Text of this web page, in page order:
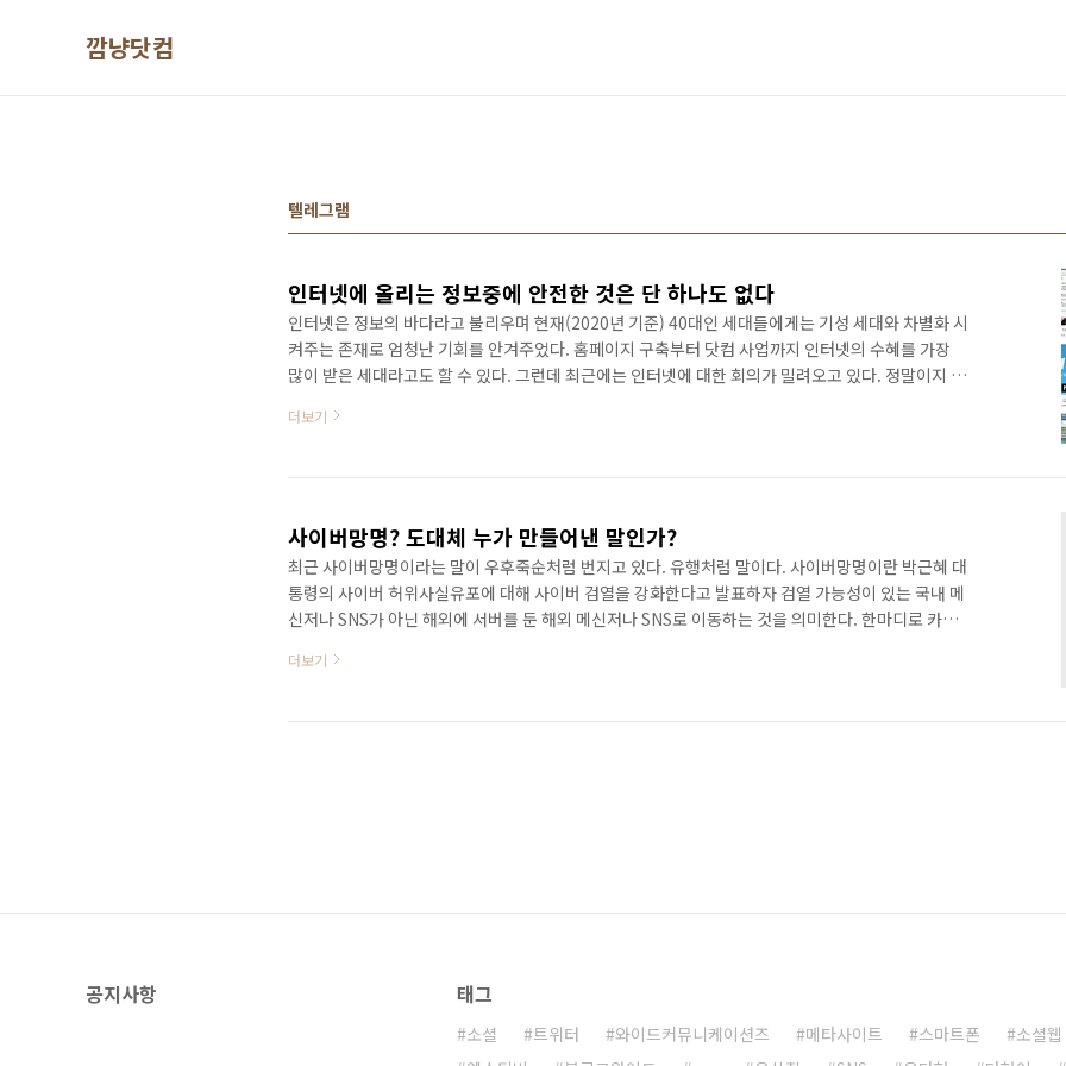
깜냥닷컴
텔레그램
인터넷에 올리는 정보중에 안전한 것은 단 하나도 없다
인터넷은 정보의 바다라고 불리우며 현재(2020년 기준) 40대인 세대들에게는 기성 세대와 차별화 시
켜주는 존재로 엄청난 기회를 안겨주었다. 홈페이지 구축부터 닷컴 사업까지 인터넷의 수혜를 가장
많이 받은 세대라고도 할 수 있다. 그런데 최근에는 인터넷에 대한 회의가 밀려오고 있다. 정말이지 인
마음만 먹으면 사람 하나쯤 매장시키는 건 일도 아니다. 별 생각없이 올리는 가족 사진부터 연락처 정
분명히 인지해야 한다. 최근의 텔레그램 N번방 사건또한 바로 이러한 인식의 부재때문에 발생했다. N
더보기
사이버망명? 도대체 누가 만들어낸 말인가?
최근 사이버망명이라는 말이 우후죽순처럼 번지고 있다. 유행처럼 말이다. 사이버망명이란 박근혜 대
통령의 사이버 허위사실유포에 대해 사이버 검열을 강화한다고 발표하자 검열 가능성이 있는 국내 메
신저나 SNS가 아닌 해외에 서버를 둔 해외 메신저나 SNS로 이동하는 것을 의미한다. 한마디로 카카
대표 카카오톡 압수수색 등으로 카카오톡에 대한 불안이 가중되고 있으며 많은 국내 사용자들이 카카
속하게 이동하고 있으며 '사이버망명'의 대표적인 서비스로 부각되고 있다. 대한민국에서 못살겠다며
더보기
공지사항 태그
소셜 트위터 와이드커뮤니케이션즈 메타사이트 스마트폰
소셜웹